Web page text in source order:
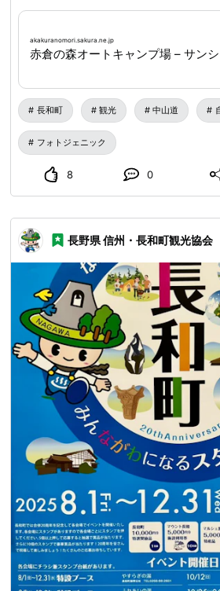
キャンプ場
ります。ぜひお越しください😊❤️
akakuranomori.sakura.ne.jp
長和町 観光 中山道
フォトジェニック
8 0
長野県 信州・長和町観光協会